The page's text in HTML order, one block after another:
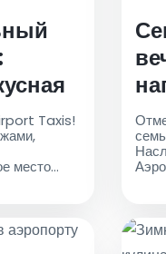
Taxis!
место